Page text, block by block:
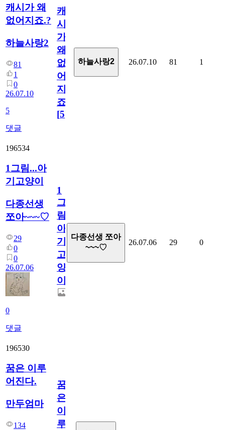
캐시가 왜
없어지죠.?
하늘사랑2
81
1
0
26.07.10
5
댓글
캐
시
가
왜
없
어
지
죠.?
[5]
하늘사랑2 26.07.10 81 1
196534
1그림...아
기고양이
다종선생
쪼아~~~♡
29
0
0
26.07.06
0
댓글
1
그
림...
아
기
고
양
이
다종선생 쪼아
~~~♡
26.07.06 29 0
196530
꿈은 이루
어진다.
만두엄마
134
꿈
은
이
루